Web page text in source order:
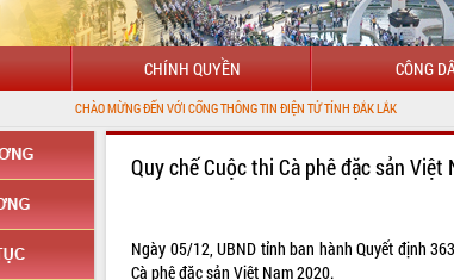
CHÍNH QUYỀN CÔNG
CHÀO MỪNG ĐẾN VỚI CỔNG THÔNG TIN ĐIỆN TỬ TỈNH ĐẮK LẮK
Quy chế Cuộc thi Cà phê đặc sản Việt
Ngày 05/12, UBND tỉnh ban hành Quyết định
Cà phê đặc sản Việt Nam 2020.